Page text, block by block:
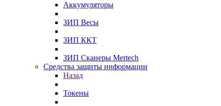
Аккумуляторы
ЗИП Весы
ЗИП ККТ
ЗИП Сканеры Mertech
Средства защиты информации
Назад
Токены